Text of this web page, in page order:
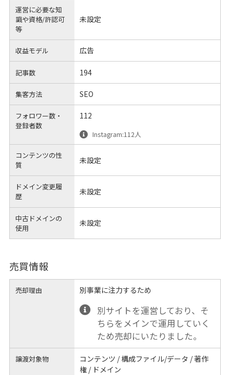
運営に必要な知
識や資格/許認可
等
未設定
収益モデル 広告
記事数 194
集客方法 SEO
フォロワー数・
登録者数
112
Instagram:112人
コンテンツの性
質
未設定
ドメイン変更履
歴
未設定
中古ドメインの
使用
未設定
売買情報
売却理由 別事業に注力するため
別サイトを運営しており、そ
ちらをメインで運用していく
ため売却にいたりました。
譲渡対象物
コンテンツ / 構成ファイル/データ / 著作
権 / ドメイン